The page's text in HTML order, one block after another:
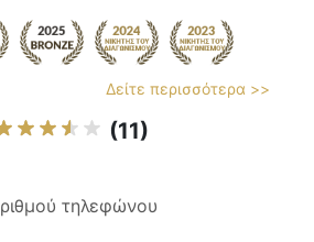
Δείτε περισσότερα >>
(11)
τηλεφώνου